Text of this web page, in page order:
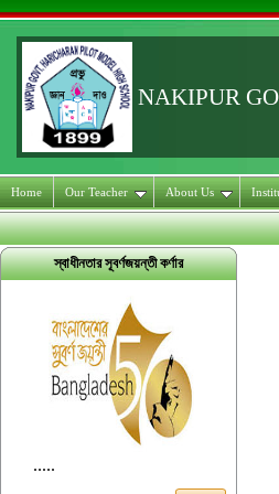
NAKIPUR
Home Our Teacher About Us
স্বাধীনতার সূবর্ণজয়ন্তী কর্ণার
.....